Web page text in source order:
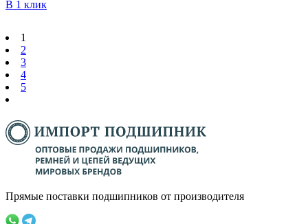
В 1 клик
1
2
3
4
5
Прямые поставки подшипников от производителя